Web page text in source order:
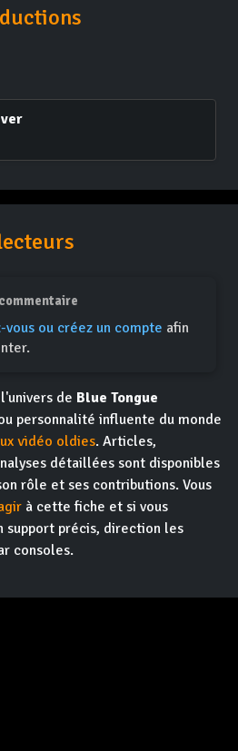
vous ou créez un compte afin
de Blue Tongue
personnalité influente du monde
vidéo oldies. Articles,
détaillées sont disponibles
rôle et ses contributions. Vous
à cette fiche et si vous
support précis, direction les
consoles.